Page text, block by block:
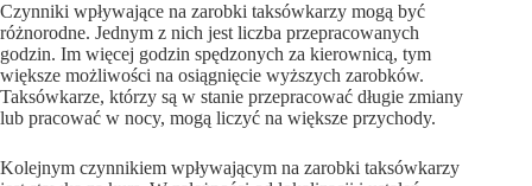
Czynniki wpływające na zarobki taksówkarzy mogą być
różnorodne. Jednym z nich jest liczba przepracowanych
godzin. Im więcej godzin spędzonych za kierownicą, tym
większe możliwości na osiągnięcie wyższych zarobków.
Taksówkarze, którzy są w stanie przepracować długie zmiany
lub pracować w nocy, mogą liczyć na większe przychody.
Kolejnym czynnikiem wpływającym na zarobki taksówkarzy